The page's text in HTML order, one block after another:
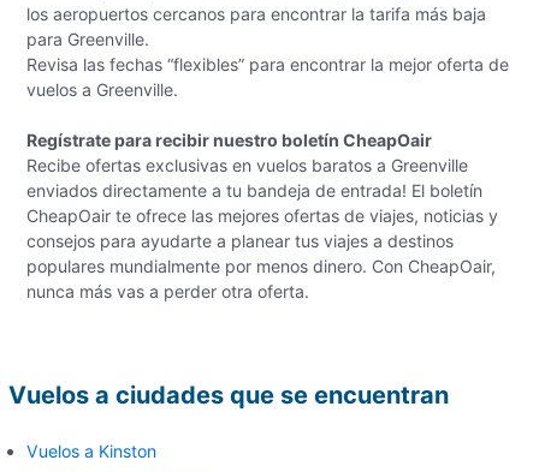
los aeropuertos cercanos para encontrar la tarifa más baja
para Greenville.
Revisa las fechas “flexibles” para encontrar la mejor oferta de
vuelos a Greenville.
Regístrate para recibir nuestro boletín CheapOair
Recibe ofertas exclusivas en vuelos baratos a Greenville
enviados directamente a tu bandeja de entrada! El boletín
CheapOair te ofrece las mejores ofertas de viajes, noticias y
consejos para ayudarte a planear tus viajes a destinos
populares mundialmente por menos dinero. Con CheapOair,
nunca más vas a perder otra oferta.
Vuelos a ciudades que se encuentran
Vuelos a Kinston